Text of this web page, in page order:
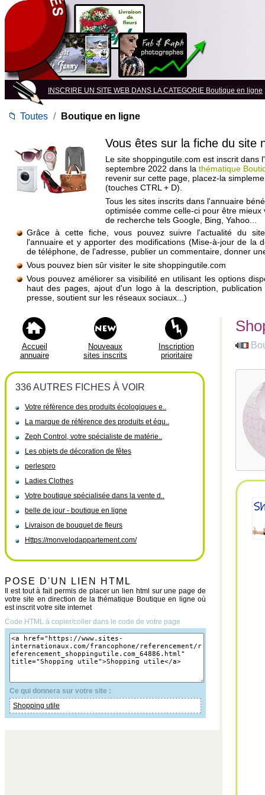
INSCRIRE UN SITE WEB DANS LA CATEGORIE Boutique en ligne
📁 Toutes / Boutique en ligne
Vous êtes sur la fiche du site
Le site shoppingutile.com est inscrit dans
septembre 2022 dans la thématique
revenir sur cette page, placez-la
(touches CTRL + D).
Tous les sites inscrits dans l'annuaire
optimisée comme celle-ci pour être mieux
de recherche tels Google, Bing, Yahoo...
Grâce à cette fiche, vous pouvez suivre l'actualité du
l'annuaire et y apporter des modifications (Mise-à-jour de la
de téléphone, de l'adresse, publier un commentaire, donner
Vous pouvez bien sûr visiter le site shoppingutile.com
Vous pouvez améliorer sa visibilité en utilisant les options
haut des pages, ajout d'un logo à la description,
presse, soutient sur les réseaux sociaux...)
Accueil
annuaire
Nouveaux
sites inscrits
Inscription
prioritaire
336 AUTRES FICHES À VOIR
Votre référence des produits écologiques e..
La marque de référence des produits et équ..
Zeph Control, votre spécialiste de matérie..
Les objets de décoration de fêtes
perlespro
Ladies Clothes
Votre boutique spécialisée dans la vente d..
belle de jour - boutique en ligne
Livraison de bouquet de fleurs
Https://monvelodappartement.com/
POSE D'UN LIEN HTML
Il est tout à fait permis de placer un lien html sur une page de
votre site en direction de la thématique Boutique en ligne où
est inscrit votre site internet
Code HTML à copier/coller dans le code de votre page
Ce qui donnera sur votre site :
Shopping utile